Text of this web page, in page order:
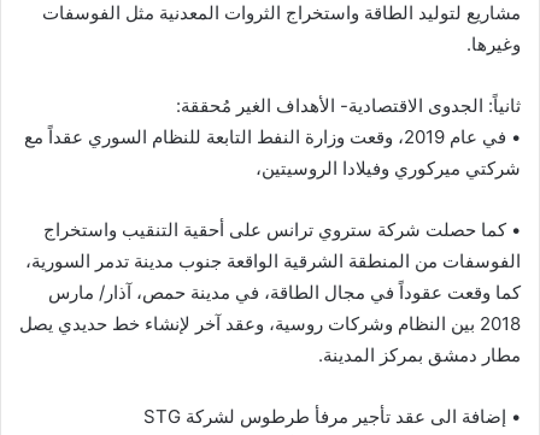
مشاريع لتوليد الطاقة واستخراج الثروات المعدنية مثل الفوسفات
وغيرها.
ثانياً: الجدوى الاقتصادية- الأهداف الغير مُحققة:
• في عام 2019، وقعت وزارة النفط التابعة للنظام السوري عقداً مع
شركتي ميركوري وفيلادا الروسيتين،
• كما حصلت شركة ستروي ترانس على أحقية التنقيب واستخراج
الفوسفات من المنطقة الشرقية الواقعة جنوب مدينة تدمر السورية،
كما وقعت عقوداً في مجال الطاقة، في مدينة حمص، آذار/ مارس
2018 بين النظام وشركات روسية، وعقد آخر لإنشاء خط حديدي يصل
مطار دمشق بمركز المدينة.
• إضافة الى عقد تأجير مرفأ طرطوس لشركة STG